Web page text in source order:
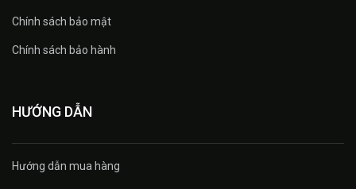
Chính sách bảo mật
Chính sách bảo hành
HƯỚNG DẪN
Hướng dẫn mua hàng